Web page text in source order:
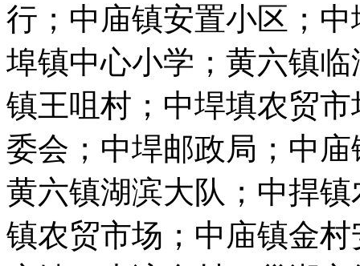
行；中庙镇安置小区；
埠镇中心小学；黄六镇
镇王咀村；中垾填农贸
委会；中垾邮政局；中
黄六镇湖滨大队；中捍
镇农贸市场；中庙镇金